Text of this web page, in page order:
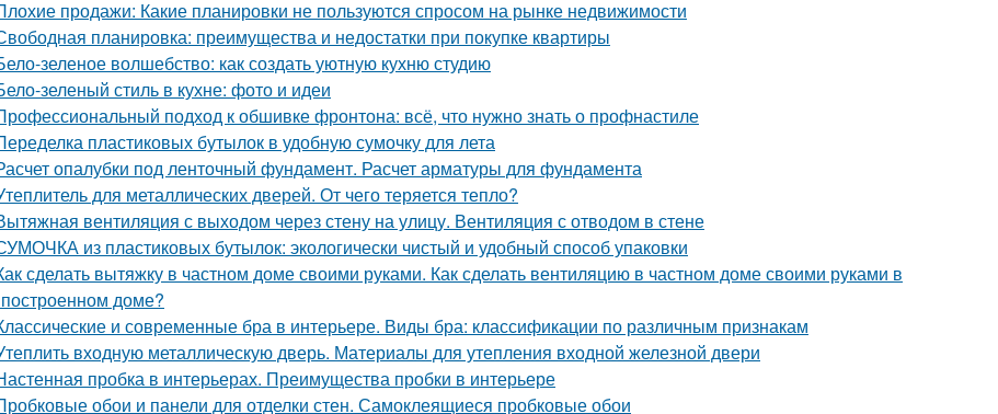
продажи: Какие планировки не пользуются спросом на рынке недвижимости
планировка: преимущества и недостатки при покупке квартиры
зеленое волшебство: как создать уютную кухню студию
зеленый стиль в кухне: фото и идеи
подход к обшивке фронтона: всё, что нужно знать о профнастиле
пластиковых бутылок в удобную сумочку для лета
опалубки под ленточный фундамент. Расчет арматуры для фундамента
для металлических дверей. От чего теряется тепло?
вентиляция с выходом через стену на улицу. Вентиляция с отводом в стене
из пластиковых бутылок: экологически чистый и удобный способ упаковки
сделать вытяжку в частном доме своими руками. Как сделать вентиляцию в частном доме своими руками в
доме?
и современные бра в интерьере. Виды бра: классификации по различным признакам
входную металлическую дверь. Материалы для утепления входной железной двери
пробка в интерьерах. Преимущества пробки в интерьере
обои и панели для отделки стен. Самоклеящиеся пробковые обои